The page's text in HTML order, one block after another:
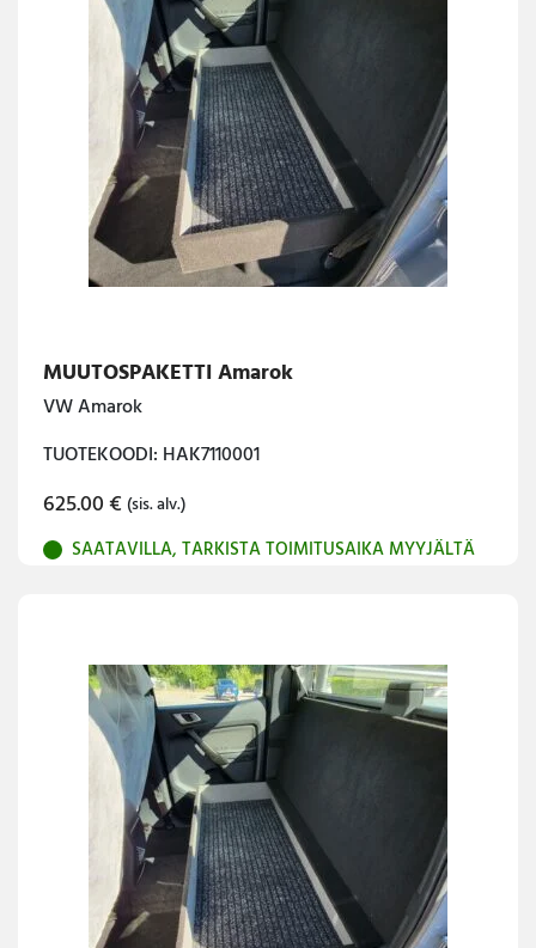
MUUTOSPAKETTI Amarok
VW Amarok
TUOTEKOODI: HAK7110001
625.00€ (sis. alv.)
SAATAVILLA, TARKISTA TOIMITUSAIKA MYYJÄLTÄ